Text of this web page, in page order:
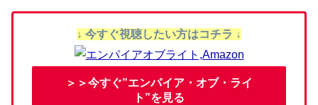
↓ 今すぐ視聴したい方はコチラ ↓
＞＞今すぐ”エンパイア・オブ・ライ
ト”を見る